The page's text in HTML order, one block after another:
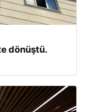
dönüştü.